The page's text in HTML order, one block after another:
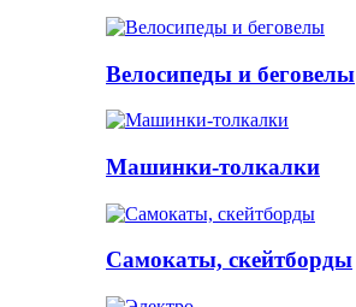
Велосипеды и беговелы
Машинки-толкалки
Самокаты, скейтборды